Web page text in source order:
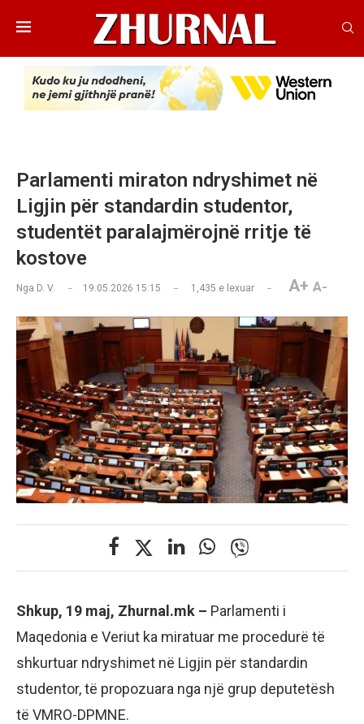
Parlamenti miraton ndryshimet në
Ligjin për standardin studentor,
studentët paralajmërojnë rritje të
kostove
Nga D. V. 19.05.2026 15:15 1,435 e lexuar A+ A-
Shkup, 19 maj, Zhurnal.mk – Parlamenti i
Maqedonia e Veriut ka miratuar me procedurë të
shkurtuar ndryshimet në Ligjin për standardin
studentor, të propozuara nga një grup deputetësh
të VMRO-DPMNE.